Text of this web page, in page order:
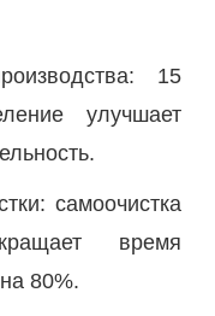
15
улучшает
самоочистка
время
80%.